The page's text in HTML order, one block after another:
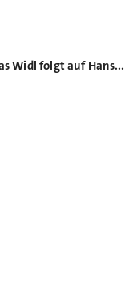
Samson: Andreas Widl folgt auf Hans-Erich Grimm im Vorstand